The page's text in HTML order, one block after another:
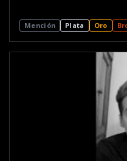
Mención Plata Oro